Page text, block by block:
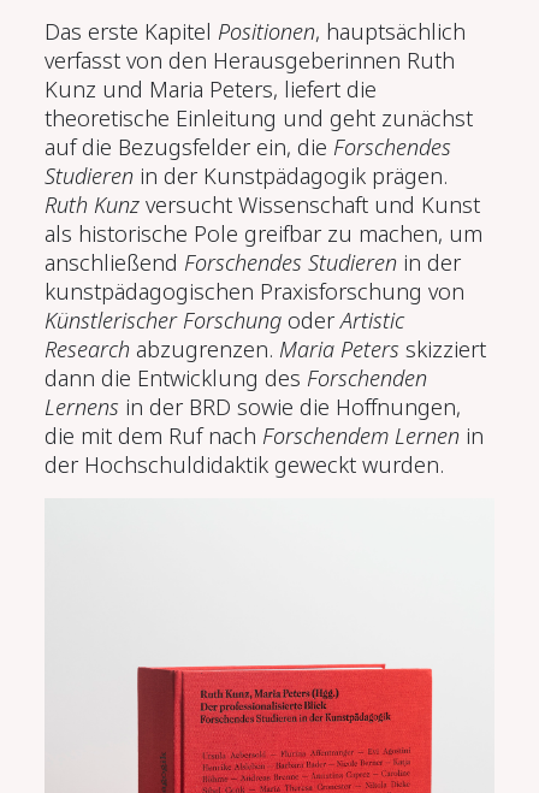
Das erste Kapitel Positionen, hauptsächlich
verfasst von den Herausgeberinnen Ruth
Kunz und Maria Peters, liefert die
theoretische Einleitung und geht zunächst
auf die Bezugsfelder ein, die Forschendes
Studieren in der Kunstpädagogik prägen.
Ruth Kunz versucht Wissenschaft und Kunst
als historische Pole greifbar zu machen, um
anschließend Forschendes Studieren in der
kunstpädagogischen Praxisforschung von
Künstlerischer Forschung oderArtistic
Research abzugrenzen. Maria Peters skizziert
dann die Entwicklung des Forschenden
Lernens in der BRD sowie die Hoffnungen,
die mit dem Ruf nach Forschendem Lernen in
der Hochschuldidaktik geweckt wurden.